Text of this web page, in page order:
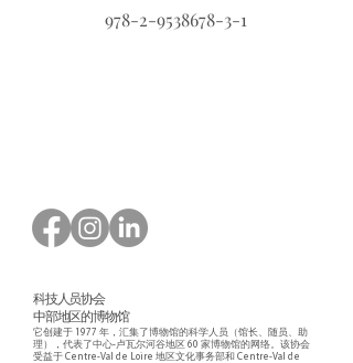
978-2-9538678-3-1
科技人员协会
中部地区的博物馆
它创建于 1977 年，汇集了博物馆的科学人员（馆长、随员、助
理），代表了中心-卢瓦尔河谷地区 60 家博物馆的网络。该协会
受益于 Centre-Val de Loire 地区文化事务部和 Centre-Val de